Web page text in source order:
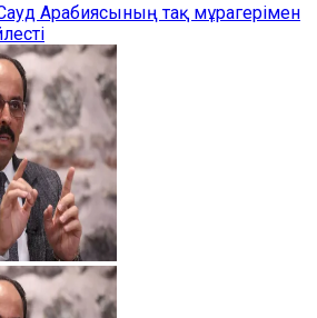
Арабиясының тақ мұрагерімен